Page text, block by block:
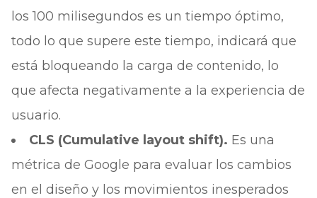
los 100 milisegundos es un tiempo óptimo,
todo lo que supere este tiempo, indicará que
está bloqueando la carga de contenido, lo
que afecta negativamente a la experiencia de
usuario.
CLS (Cumulative layout shift). Es una
métrica de Google para evaluar los cambios
en el diseño y los movimientos inesperados